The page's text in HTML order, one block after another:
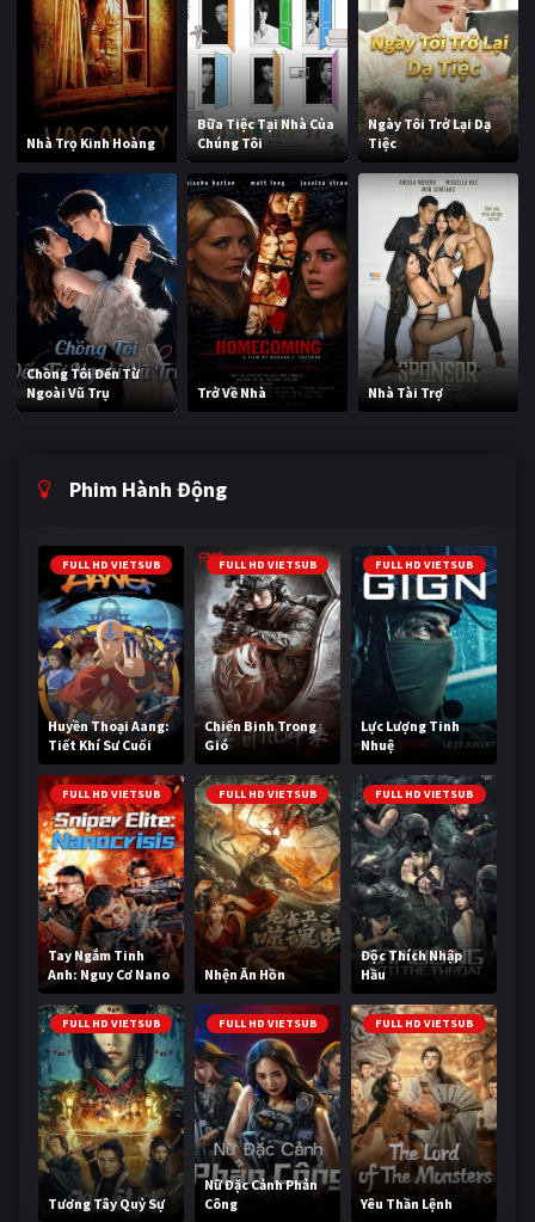
Nhà Trọ Kinh Hoàng
Bữa Tiệc Tại Nhà Của
Chúng Tôi
Ngày Tôi Trở Lại Dạ
Tiệc
Chồng Tôi Đến Từ
Ngoài Vũ Trụ
Trở Về Nhà Nhà Tài Trợ
Phim Hành Động
FULL HD VIETSUB
Huyền Thoại Aang:
Tiết Khí Sư Cuối
Cùng
FULL HD VIETSUB
Chiến Binh Trong
Gió
FULL HD VIETSUB
Lực Lượng Tinh
Nhuệ
FULL HD VIETSUB
Tay Ngắm Tinh
Anh: Nguy Cơ Nano
FULL HD VIETSUB
Nhện Ăn Hồn
FULL HD VIETSUB
Độc Thích Nhập
Hầu
FULL HD VIETSUB
Tương Tây Quỷ Sự
FULL HD VIETSUB
Nữ Đặc Cảnh Phản
Công
FULL HD VIETSUB
Yêu Thần Lệnh